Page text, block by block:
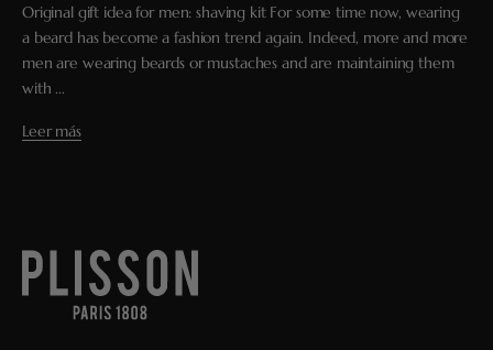
Original gift idea for men: shaving kit For some time now, wearing
a beard has become a fashion trend again. Indeed, more and more
men are wearing beards or mustaches and are maintaining them
with ...
Leer más